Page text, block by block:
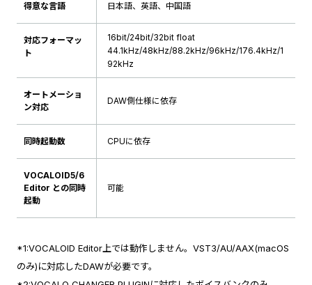
得意な言語 日本語、英語、中国語
対応フォーマッ
ト
16bit/24bit/32bit float
44.1kHz/48kHz/88.2kHz/96kHz/176.4kHz/1
92kHz
オートメーショ
ン対応
DAW側仕様に依存
同時起動数 CPUに依存
VOCALOID5/6
Editor との同時
起動
可能
*1:VOCALOID Editor上では動作しません。VST3/AU/AAX(macOS
のみ)に対応したDAWが必要です。